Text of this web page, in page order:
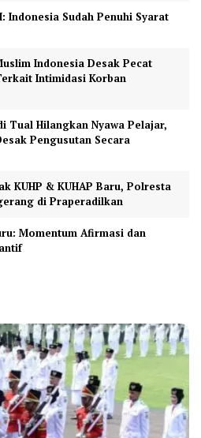
Indonesia Sudah Penuhi Syarat
Indonesia Desak Pecat
Intimidasi Korban
Tual Hilangkan Nyawa Pelajar,
Pengusutan Secara
KUHP & KUHAP Baru, Polresta
di Praperadilkan
Momentum Afirmasi dan